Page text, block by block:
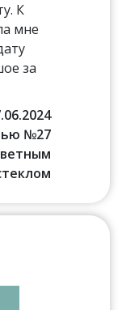
К
мне
за
№27